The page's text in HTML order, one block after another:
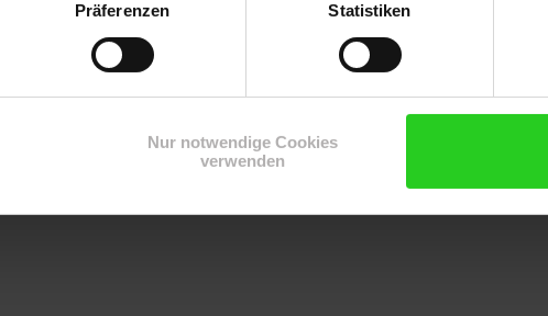
Präferenzen Statistiken
Nur notwendige Cookies
verwenden